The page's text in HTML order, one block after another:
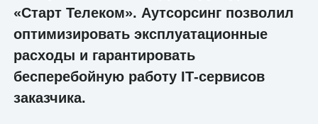
«Старт Телеком». Аутсорсинг позволил
оптимизировать эксплуатационные
расходы и гарантировать
бесперебойную работу IТ-сервисов
заказчика.